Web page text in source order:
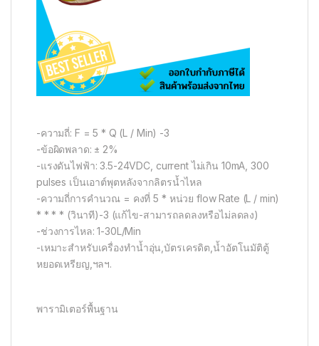
-ความถี่: F = 5 * Q (L / Min) -3
-ข้อผิดพลาด: ± 2%
-แรงดันไฟฟ้า: 3.5-24VDC, current ไม่เกิน 10mA, 300
pulses เป็นเอาต์พุตหลังจากลิตรน้ำไหล
-ความถี่การคำนวณ = คงที่ 5 * หน่วย flow Rate (L / min)
* * * * (วินาที)-3 (แก้ไข-สามารถลดลงหรือไม่ลดลง)
-ช่วงการไหล: 1-30L/Min
-เหมาะสำหรับเครื่องทำน้ำอุ่น,บัตรเครดิต,น้ำอัตโนมัติตู้
หยอดเหรียญ,ฯลฯ.
พารามิเตอร์พื้นฐาน